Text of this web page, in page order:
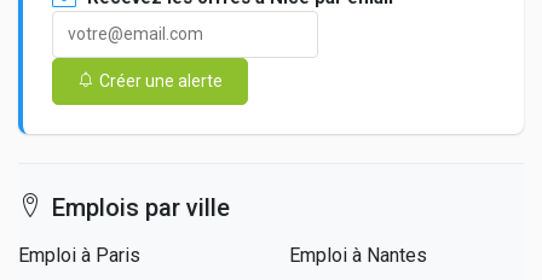
Créer une alerte
Emplois par ville
Emploi à Paris
Emploi à Nantes